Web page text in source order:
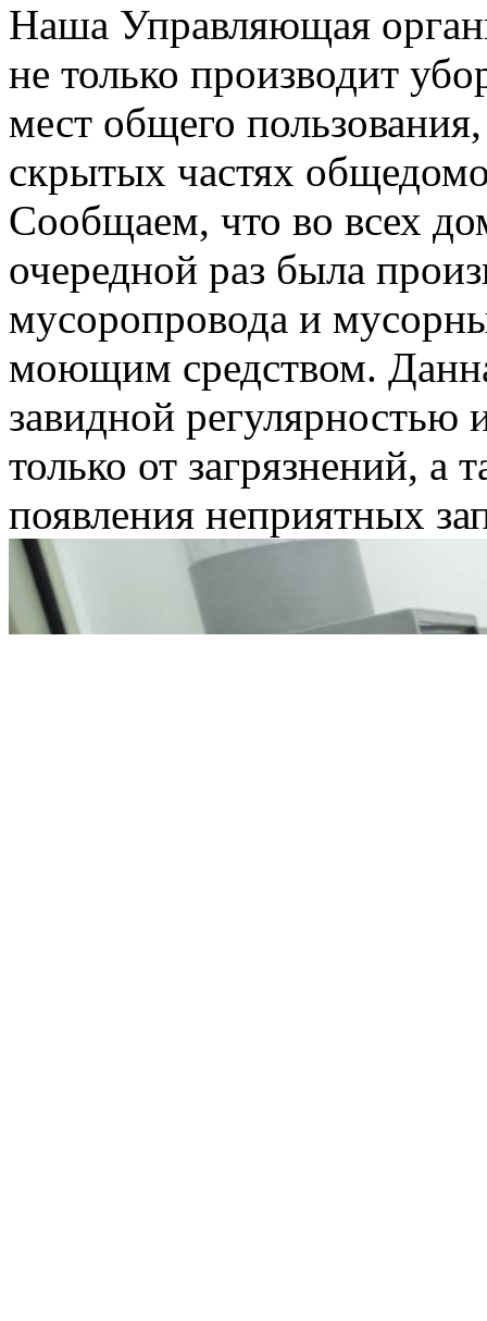
Наша Управляющая
не только производит
мест общего
скрытых частях
Сообщаем, что во всех
очередной раз была
мусоропровода и
моющим средством.
завидной регулярностью
только от загрязнений, а
появления неприятных